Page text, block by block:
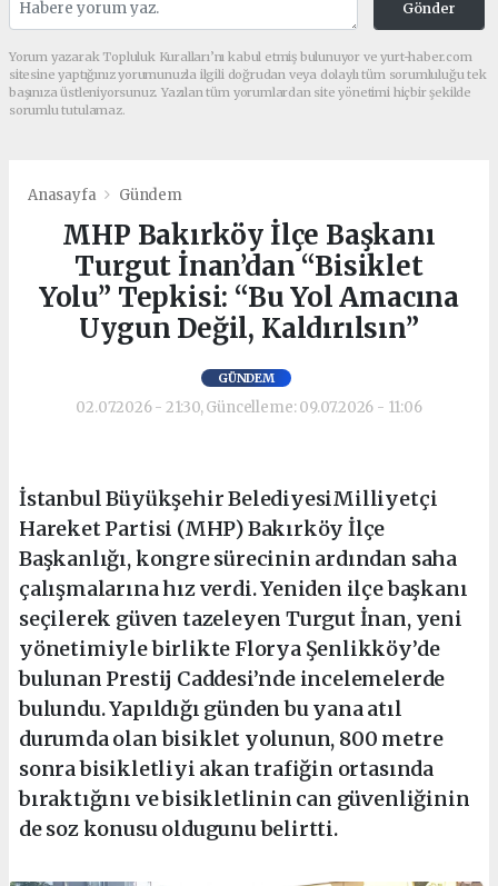
Gönder
Yorum yazarak Topluluk Kuralları’nı kabul etmiş bulunuyor ve yurt-haber.com
sitesine yaptığınız yorumunuzla ilgili doğrudan veya dolaylı tüm sorumluluğu tek
başınıza üstleniyorsunuz. Yazılan tüm yorumlardan site yönetimi hiçbir şekilde
sorumlu tutulamaz.
Anasayfa Gündem
MHP Bakırköy İlçe Başkanı
Turgut İnan’dan “Bisiklet
Yolu” Tepkisi: “Bu Yol Amacına
Uygun Değil, Kaldırılsın”
GÜNDEM
02.07.2026 - 21:30, Güncelleme: 09.07.2026 - 11:06
İstanbul Büyükşehir BelediyesiMilliyetçi
Hareket Partisi (MHP) Bakırköy İlçe
Başkanlığı, kongre sürecinin ardından saha
çalışmalarına hız verdi. Yeniden ilçe başkanı
seçilerek güven tazeleyen Turgut İnan, yeni
yönetimiyle birlikte Florya Şenlikköy’de
bulunan Prestij Caddesi’nde incelemelerde
bulundu. Yapıldığı günden bu yana atıl
durumda olan bisiklet yolunun, 800 metre
sonra bisikletliyi akan trafiğin ortasında
bıraktığını ve bisikletlinin can güvenliğinin
de soz konusu oldugunu belirtti.